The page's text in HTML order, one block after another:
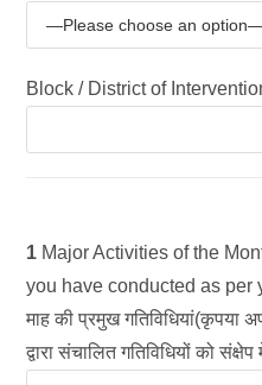
Block / District of
1 Major Activities of the
you have conducted as per
माह की प्रमुख गतिविधियां(कृपया
द्वारा संचालित गतिविधियों को